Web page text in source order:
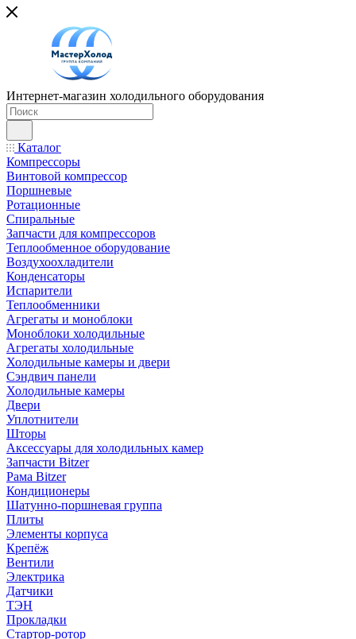
Интернет-магазин холодильного оборудования
Каталог
Компрессоры
Винтовой компрессор
Поршневые
Ротационные
Спиральные
Запчасти для компрессоров
Теплообменное оборудование
Воздухоохладители
Конденсаторы
Испарители
Теплообменники
Агрегаты и моноблоки
Моноблоки холодильные
Агрегаты холодильные
Холодильные камеры и двери
Сэндвич панели
Холодильные камеры
Двери
Уплотнители
Шторы
Аксессуары для холодильных камер
Запчасти Bitzer
Рама Bitzer
Кондиционеры
Шатунно-поршневая группа
Плиты
Элементы корпуса
Крепёж
Вентили
Электрика
Датчики
ТЭН
Прокладки
Стартор-ротор